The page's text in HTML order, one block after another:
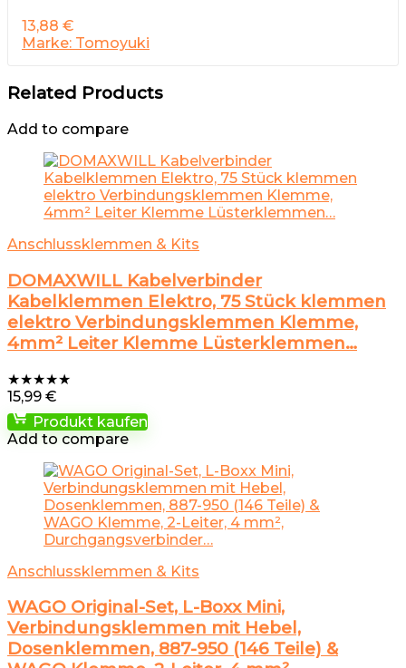
13,88 €
Marke: Tomoyuki
Related Products
Add to compare
Anschlussklemmen & Kits
DOMAXWILL Kabelverbinder
Kabelklemmen Elektro, 75 Stück klemmen
elektro Verbindungsklemmen Klemme,
4mm² Leiter Klemme Lüsterklemmen…
★★★★★
15,99 €
Produkt kaufen
Add to compare
Anschlussklemmen & Kits
WAGO Original-Set, L-Boxx Mini,
Verbindungsklemmen mit Hebel,
Dosenklemmen, 887-950 (146 Teile) &